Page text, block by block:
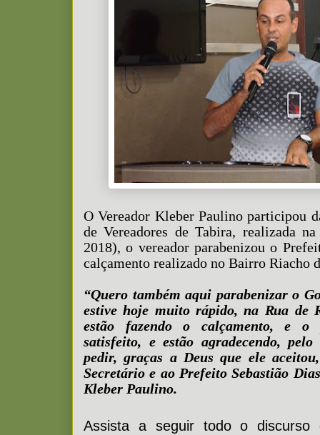
O Vereador Kleber Paulino participou
de Vereadores de Tabira, realizada
2018), o vereador parabenizou o
calçamento realizado no Bairro Riacho
“Quero também aqui parabenizar o
estive hoje muito rápido, na Rua de
estão fazendo o calçamento, e o
satisfeito, e estão agradecendo,
pedir, graças a Deus que ele
Secretário e ao Prefeito Sebastião
Kleber Paulino.
Assista a seguir todo o discurso